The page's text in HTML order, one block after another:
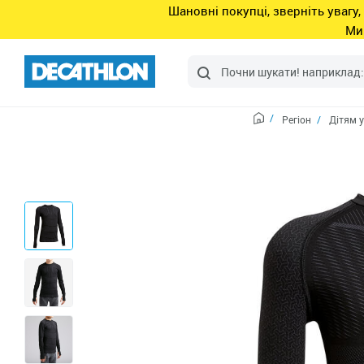
Шановні покупці, зверніть
Ми
Регіон Дітям